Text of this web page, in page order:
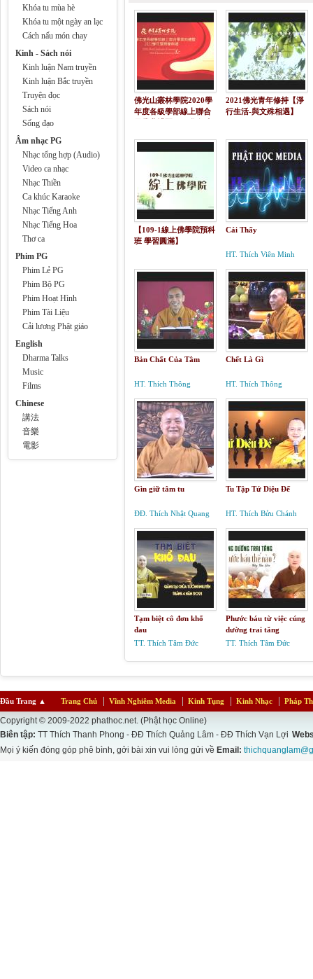
Khóa tu mùa hè
Khóa tu một ngày an lạc
Cách nấu món chay
Kinh - Sách nói
Kinh luận Nam truyền
Kinh luận Bắc truyền
Truyện đọc
Sách nói
Sống đạo
Âm nhạc PG
Nhạc tổng hợp (Audio)
Video ca nhạc
Nhạc Thiền
Ca khúc Karaoke
Nhạc Tiếng Anh
Nhạc Tiếng Hoa
Thơ ca
Phim PG
Phim Lẻ PG
Phim Bộ PG
Phim Hoạt Hình
Phim Tài Liệu
Cải lương Phật giáo
English
Dharma Talks
Music
Films
Chinese
講法
音樂
電影
佛光山叢林學院2020學
年度各級學部線上聯合
2021佛光青年修持【淨
行生活-與文殊相遇】
【109-1線上佛學院預科
班 學習圓滿】
Cái Thấy
HT. Thích Viên Minh
Bản Chất Của Tâm
HT. Thích Thông
Chết Là Gì
HT. Thích Thông
Gìn giữ tâm tu
ĐĐ. Thích Nhật Quang
Tu Tập Tứ Diệu Đế
HT. Thích Bửu Chánh
Tạm biệt cô đơn khổ
đau
TT. Thích Tâm Đức
Phước báu từ việc cúng
dường trai tăng
TT. Thích Tâm Đức
Đầu Trang ▲ Trang Chủ Vĩnh Nghiêm Media Kinh Tụng Kinh Nhạc Pháp
Copyright © 2009-2022 phathoc.net. (Phật học Online)
Biên tập: TT Thích Thanh Phong - ĐĐ Thích Quảng Lâm - ĐĐ Thích Vạn Lợi
Mọi ý kiến đóng góp phê bình, gởi bài xin vui lòng gửi về Email: